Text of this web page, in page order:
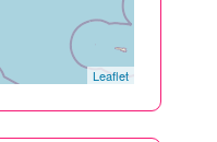
Leaflet